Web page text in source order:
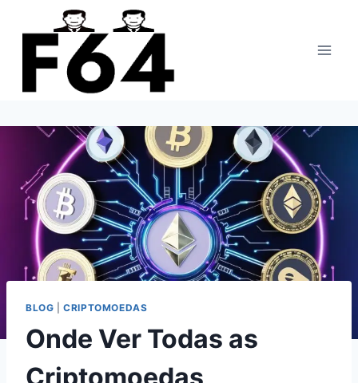
para
BLOG |CRIPTOMOEDAS
Onde Ver Todas as